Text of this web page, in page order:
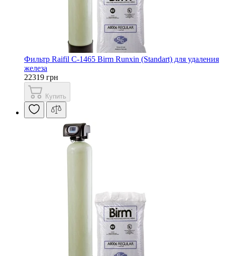
Фильтр Raifil С-1465 Birm Runxin (Standart) для удаления
железа
22319 грн
Купить